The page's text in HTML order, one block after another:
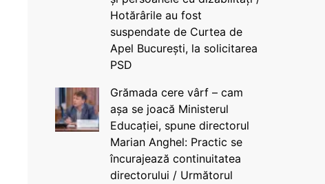
Hotărârile au fost
suspendate de Curtea de
Apel București, la solicitarea
PSD
Grămada cere vârf – cam
așa se joacă Ministerul
Educației, spune directorul
Marian Anghel: Practic se
încurajează continuitatea
directorului / Următorul